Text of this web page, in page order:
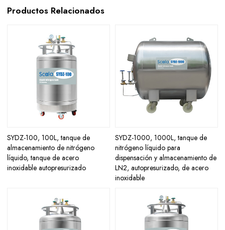
Productos Relacionados
SYDZ-100, 100L, tanque de
almacenamiento de nitrógeno
líquido, tanque de acero
inoxidable autopresurizado
SYDZ-1000, 1000L, tanque de
nitrógeno líquido para
dispensación y almacenamiento de
LN2, autopresurizado, de acero
inoxidable